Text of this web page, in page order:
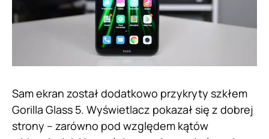
Sam ekran został dodatkowo przykryty szkłem
Gorilla Glass 5. Wyświetlacz pokazał się z dobrej
strony – zarówno pod względem kątów